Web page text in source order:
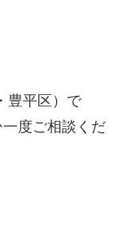
豊平区）で
度ご相談くだ